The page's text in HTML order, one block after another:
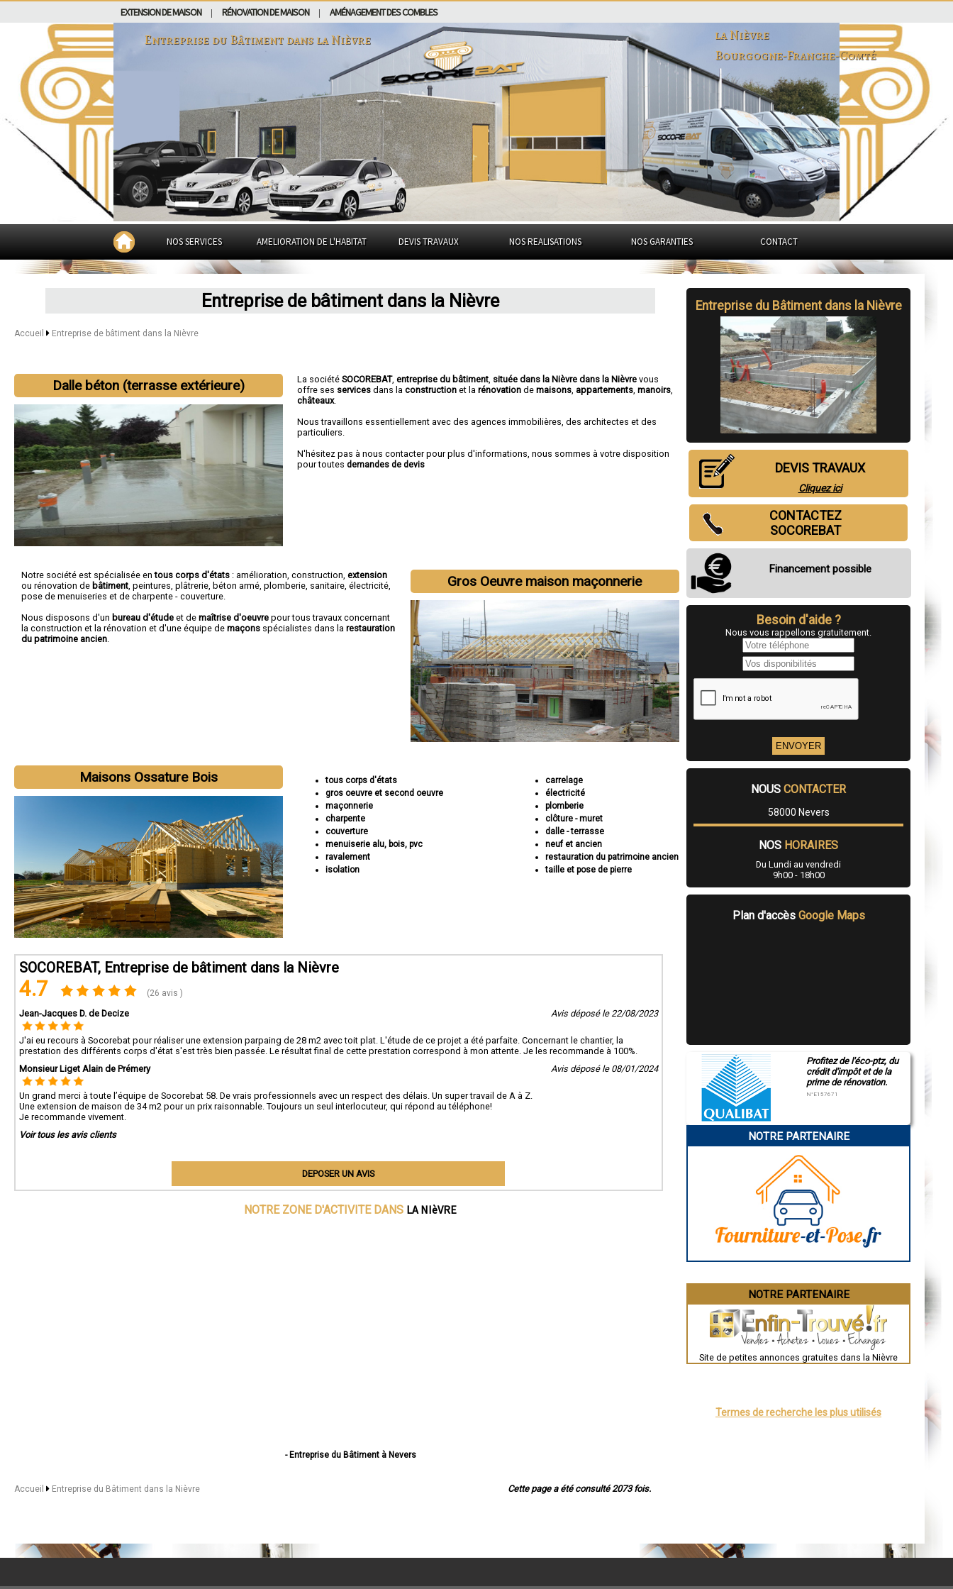
EXTENSION DE MAISON RÉNOVATION DE MAISON AMÉNAGEMENT DES COMBLES
Entreprise du Bâtiment dans la Nièvre
la Nièvre
Bourgogne-Franche-Comté
NOS SERVICES AMELIORATION DE L'HABITAT DEVIS TRAVAUX NOS REALISATIONS NOS GARANTIES CONTACT
Entreprise de bâtiment dans la Nièvre
Accueil Entreprise de bâtiment dans la Nièvre
Dalle béton (terrasse extérieure) La sociétéSOCOREBAT,entreprise du bâtiment, située dans la Nièvre dans la Nièvrevous
offre ses services dans laconstruction et larénovation demaisons, appartements,manoirs,
châteaux.
Nous travaillons essentiellement avec des agences immobilières, des architectes et des
particuliers.
N'hésitez pas à nous contacter pour plus d'informations, nous sommes à votre disposition
pour toutesdemandes de devis
Gros Oeuvre maison maçonnerie
Notre société est spécialisée entous corps d'états : amélioration, construction, extension
ou rénovation de bâtiment, peintures, plâtrerie, béton armé, plomberie, sanitaire, électricité,
pose de menuiseries et de charpente - couverture.
Nous disposons d'un bureau d'étude et de maîtrise d'oeuvre pour tous travaux concernant
la construction et la rénovation et d'une équipe de maçons spécialistes dans la restauration
du patrimoine ancien.
Maisons Ossature Bois
tous corps d'états
gros oeuvre et second oeuvre
maçonnerie
charpente
couverture
menuiserie alu, bois, pvc
ravalement
isolation
carrelage
électricité
plomberie
clôture - muret
dalle - terrasse
neuf et ancien
restauration du patrimoine ancien
taille et pose de pierre
SOCOREBAT, Entreprise de bâtiment dans la Nièvre
4.7 (26 avis )
Jean-Jacques D. de Decize Avis déposé le 22/08/2023
J'ai eu recours à Socorebat pour réaliser une extension parpaing de 28 m2 avec toit plat. L'étude de ce projet a été parfaite. Concernant le chantier, la
prestation des différents corps d'état s'est très bien passée. Le résultat final de cette prestation correspond à mon attente. Je les recommande à 100%.
Monsieur Liget Alain de Prémery
Avis déposé le 08/01/2024
Un grand merci à toute l’équipe de Socorebat 58. De vrais professionnels avec un respect des délais. Un super travail de A à Z.
Une extension de maison de 34 m2 pour un prix raisonnable. Toujours un seul interlocuteur, qui répond au téléphone!
Je recommande vivement.
Voir tous les avis clients
DEPOSER UN AVIS
NOTRE ZONE D'ACTIVITE DANS LA NIèVRE
- Entreprise du Bâtiment à Nevers
- Entreprise du Bâtiment à Imphy
- Entreprise du Bâtiment à Garchizy
Cette page a été consulté 2073 fois.
Accueil Entreprise du Bâtiment dans la Nièvre
Entreprise du Bâtiment dans la Nièvre
DEVIS TRAVAUX
Cliquez ici
CONTACTEZ
SOCOREBAT
Financement possible
Besoin d'aide ?
Nous vous rappellons gratuitement.
NOUS CONTACTER
58000 Nevers
NOS HORAIRES
Du Lundi au vendredi
9h00 - 18h00
Plan d'accès Google Maps
Profitez de l'éco-ptz, du
crédit d'impôt et de la
prime de rénovation.
N°E157671
NOTRE PARTENAIRE
NOTRE PARTENAIRE
Site de petites annonces gratuites dans la Nièvre
Termes de recherche les plus utilisés